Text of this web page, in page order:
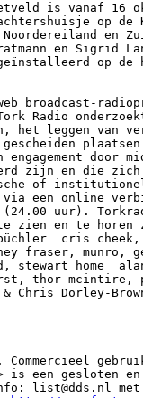
is vanaf 16
op de
en
en Sigrid
op de
broadcast-
Radio
het leggen van
door
zijn en die zich
of
via een online
(24.00 uur).
zien en te horen
cris
fraser, munro,
stewart home
thor mcintire,
Chris Dorley-
is een gesloten
list@dds.nl